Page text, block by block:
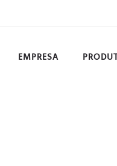
EMPRESA